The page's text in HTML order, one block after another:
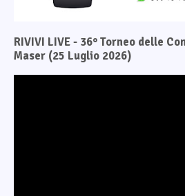
RIVIVI LIVE - 36° Torneo delle
Maser (25 Luglio 2026)